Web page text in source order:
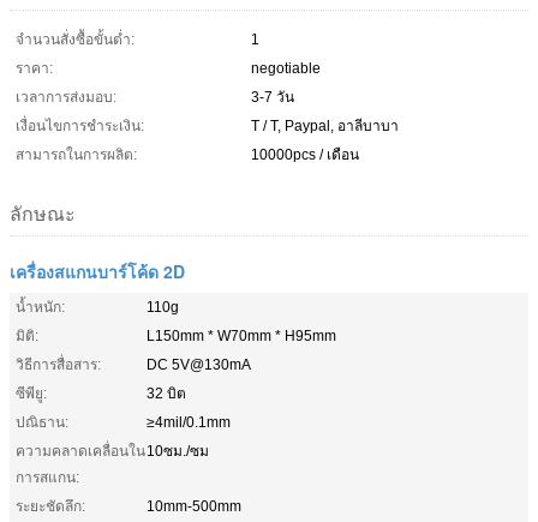
จำนวนสั่งซื้อขั้นต่ำ:
1
ราคา:
negotiable
เวลาการส่งมอบ:
3-7 วัน
เงื่อนไขการชำระเงิน:
T / T, Paypal, อาลีบาบา
สามารถในการผลิต:
10000pcs / เดือน
ลักษณะ
เครื่องสแกนบาร์โค้ด 2D
น้ำหนัก:
110g
มิติ:
L150mm * W70mm * H95mm
วิธีการสื่อสาร:
DC 5V@130mA
ซีพียู:
32 บิต
ปณิธาน:
≥4mil/0.1mm
ความคลาดเคลื่อนใน
การสแกน:
10ซม./ซม
ระยะชัดลึก:
10mm-500mm